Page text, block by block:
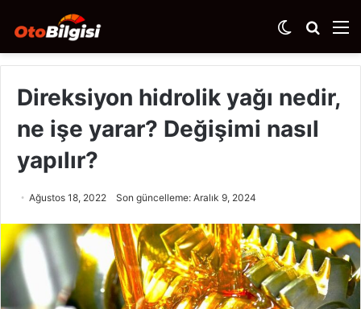
Arama
yap
Dış
görünümü
Direksiyon hidrolik yağı nedir,
ne işe yarar? Değişimi nasıl
yapılır?
Ağustos 18, 2022 Son güncelleme: Aralık 9, 2024